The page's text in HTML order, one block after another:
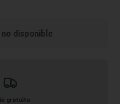
disponible
gratuito